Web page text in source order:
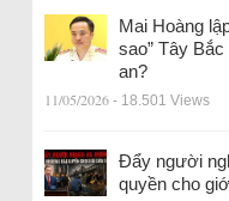
Mai Hoàng
sao” Tây
an?
11/05/2026 - 18.501 Views
Đẩy người
quyền cho